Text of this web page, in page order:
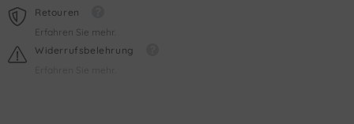
Retouren
Erfahren Sie mehr.
Widerrufsbelehrung